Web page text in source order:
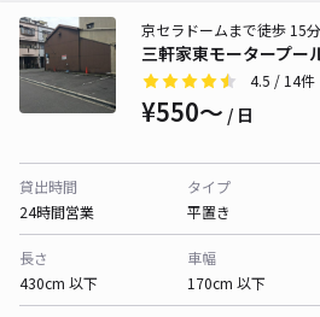
三軒家東モータープー
京セラドームまで徒歩 15分
4.5 / 14件
¥550〜 / 日
貸出時間
24時間営業
タイプ
平置き
長さ
430cm 以下
車幅
170cm 以下